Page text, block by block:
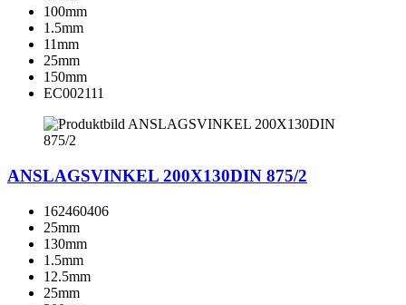
100mm
1.5mm
11mm
25mm
150mm
EC002111
ANSLAGSVINKEL 200X130DIN 875/2
162460406
25mm
130mm
1.5mm
12.5mm
25mm